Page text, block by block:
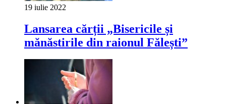
19 iulie 2022
Lansarea cărții „Bisericile și
mănăstirile din raionul Fălești”